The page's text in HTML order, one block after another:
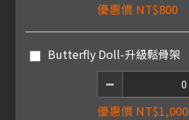
優惠價 NT$800
Butterfly Doll-升級鬆骨架
優惠價 NT$1,000